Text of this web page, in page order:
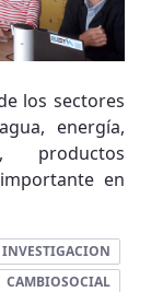
los sectores
energía,
productos
en
INVESTIGACION
CAMBIOSOCIAL